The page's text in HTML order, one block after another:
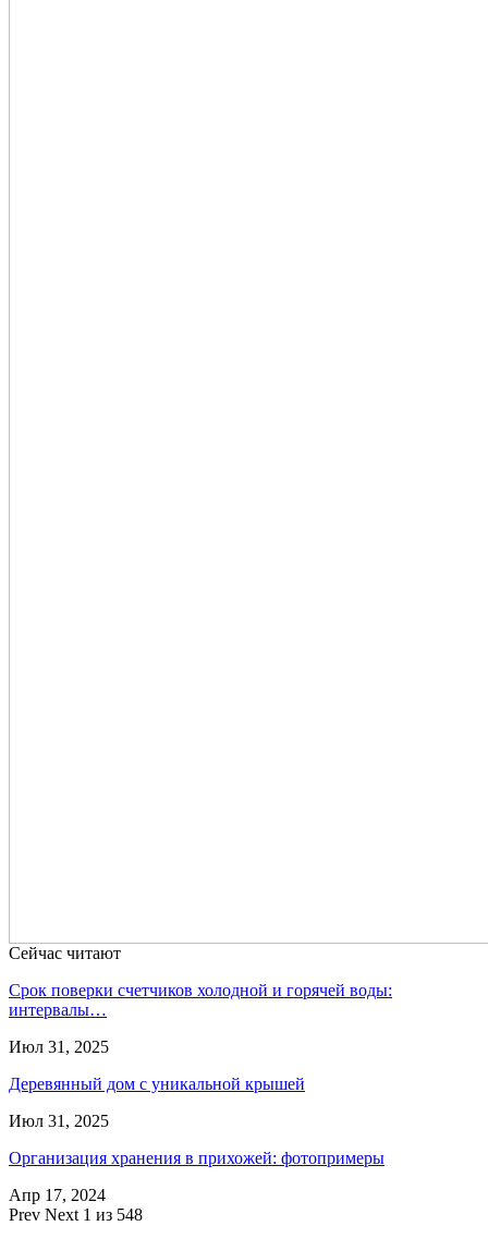
Сейчас читают
Срок поверки счетчиков холодной и горячей воды:
интервалы…
Июл 31, 2025
Деревянный дом с уникальной крышей
Июл 31, 2025
Организация хранения в прихожей: фотопримеры
Апр 17, 2024
Prev Next 1 из 548